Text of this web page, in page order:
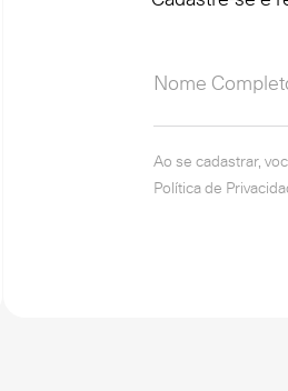
Ao se cadastrar,
Política de